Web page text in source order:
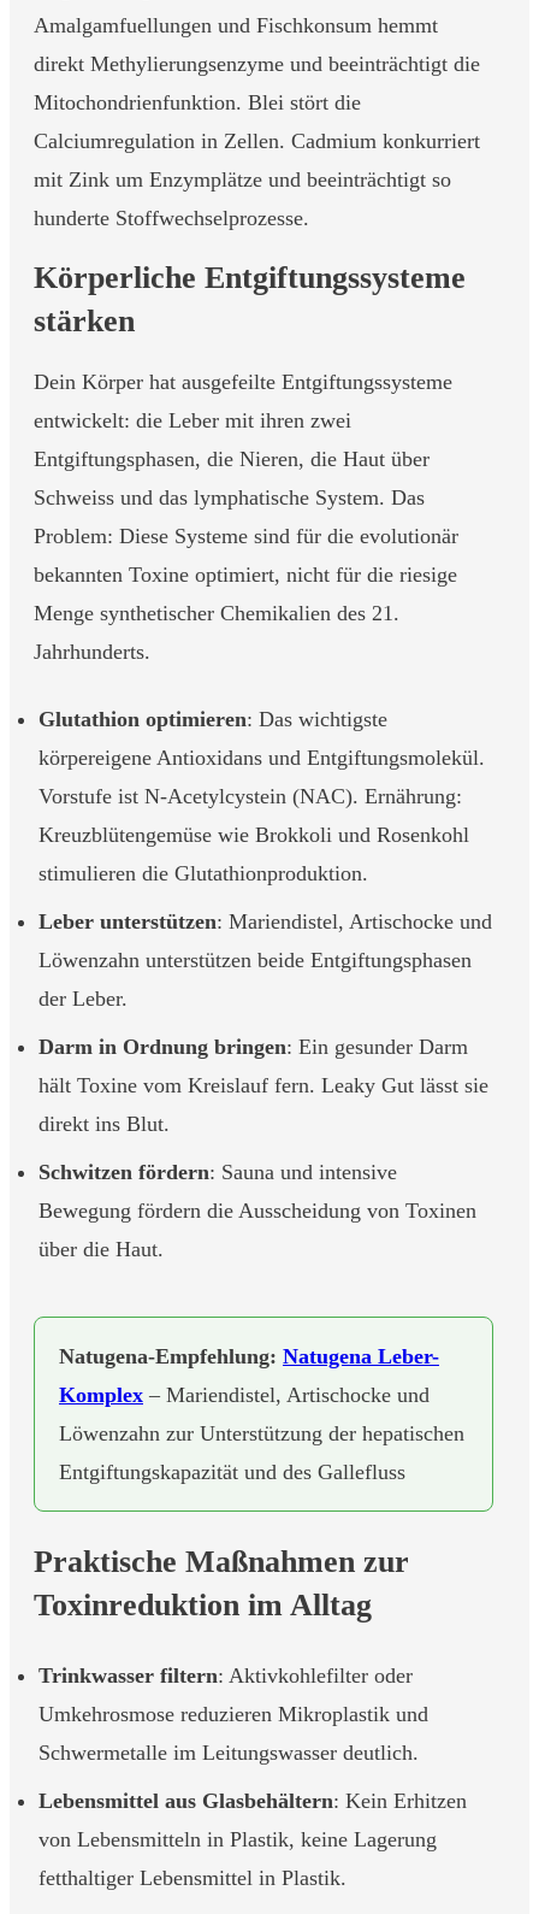
Amalgamfuellungen und Fischkonsum hemmt
direkt Methylierungsenzyme und beeinträchtigt die
Mitochondrienfunktion. Blei stört die
Calciumregulation in Zellen. Cadmium konkurriert
mit Zink um Enzymplätze und beeinträchtigt so
hunderte Stoffwechselprozesse.
Körperliche Entgiftungssysteme
stärken
Dein Körper hat ausgefeilte Entgiftungssysteme
entwickelt: die Leber mit ihren zwei
Entgiftungsphasen, die Nieren, die Haut über
Schweiss und das lymphatische System. Das
Problem: Diese Systeme sind für die evolutionär
bekannten Toxine optimiert, nicht für die riesige
Menge synthetischer Chemikalien des 21.
Jahrhunderts.
Glutathion optimieren: Das wichtigste
körpereigene Antioxidans und Entgiftungsmolekül.
Vorstufe ist N-Acetylcystein (NAC). Ernährung:
Kreuzblütengemüse wie Brokkoli und Rosenkohl
stimulieren die Glutathionproduktion.
Leber unterstützen: Mariendistel, Artischocke und
Löwenzahn unterstützen beide Entgiftungsphasen
der Leber.
Darm in Ordnung bringen: Ein gesunder Darm
hält Toxine vom Kreislauf fern. Leaky Gut lässt sie
direkt ins Blut.
Schwitzen fördern: Sauna und intensive
Bewegung fördern die Ausscheidung von Toxinen
über die Haut.
Natugena-Empfehlung: Natugena Leber-
Komplex – Mariendistel, Artischocke und
Löwenzahn zur Unterstützung der hepatischen
Entgiftungskapazität und des Gallefluss
Praktische Maßnahmen zur
Toxinreduktion im Alltag
Trinkwasser filtern: Aktivkohlefilter oder
Umkehrosmose reduzieren Mikroplastik und
Schwermetalle im Leitungswasser deutlich.
Lebensmittel aus Glasbehältern: Kein Erhitzen
von Lebensmitteln in Plastik, keine Lagerung
fetthaltiger Lebensmittel in Plastik.